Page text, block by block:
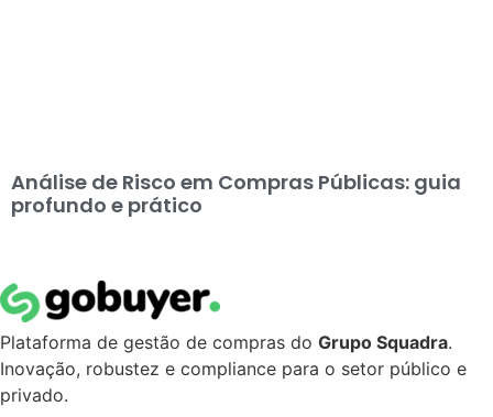
Análise de Risco em Compras Públicas: guia
profundo e prático
Plataforma de gestão de compras do Grupo Squadra.
Inovação, robustez e compliance para o setor público e
privado.